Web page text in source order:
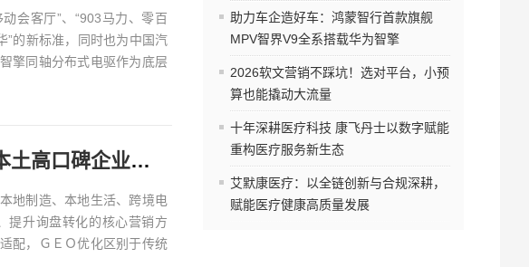
助力车企造好车：鸿蒙智行首款旗舰
MPV智界V9全系搭载华为智擎
2026软文营销不踩坑！选对平台，小预
算也能撬动大流量
十年深耕医疗科技 康飞丹士以数字赋能
重构医疗服务新生态
艾默康医疗：以全链创新与合规深耕，
赋能医疗健康高质量发展
会客厅”、“903马力、零百
的新标准，同时也为中国汽
擎同轴分布式电驱作为底层
2026福州GEO优化服务商推荐榜单TOP5｜本土高口碑企业获客优选
地制造、本地生活、跨境电
提升询盘转化的核心营销方
配，ＧＥＯ优化区别于传统